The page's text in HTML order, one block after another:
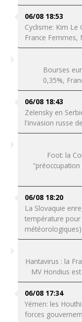
06/08 18:53
Cyclisme: Kim
France Femmes,
Bourses
0,35%,
06/08 18:43
Zelensky en
l'invasion russe
Foot: la
06/08 18:20
La Slovaquie
température
météorologiques)
Hantavirus : la
MV Hondius
06/08 17:34
Yémen: les
forces